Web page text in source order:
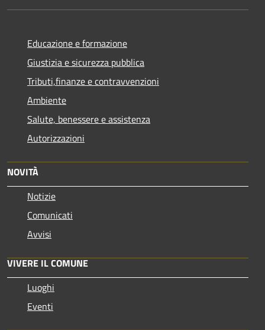
Educazione e formazione
Giustizia e sicurezza pubblica
Tributi,finanze e contravvenzioni
Ambiente
Salute, benessere e assistenza
Autorizzazioni
NOVITÀ
Notizie
Comunicati
Avvisi
VIVERE IL COMUNE
Luoghi
Eventi